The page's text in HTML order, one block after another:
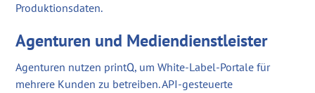
Produktionsdaten.
Agenturen und Mediendienstleister
Agenturen nutzen printQ, um White-Label-Portale für
mehrere Kunden zu betreiben. API-gesteuerte